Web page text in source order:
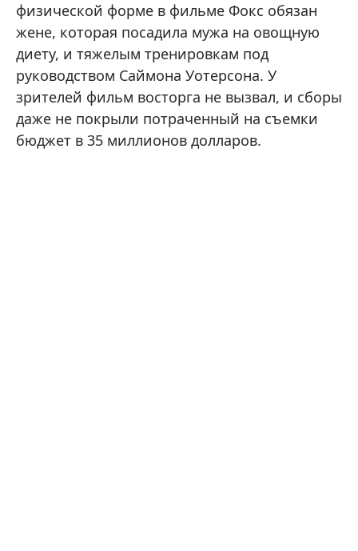
физической форме в фильме Фокс обязан
жене, которая посадила мужа на овощную
диету, и тяжелым тренировкам под
руководством Саймона Уотерсона. У
зрителей фильм восторга не вызвал, и сборы
даже не покрыли потраченный на съемки
бюджет в 35 миллионов долларов.